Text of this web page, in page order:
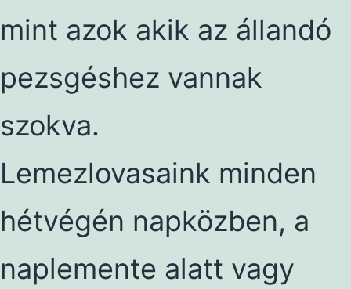
mint azok akik az állandó
pezsgéshez vannak
szokva.
Lemezlovasaink minden
hétvégén napközben, a
naplemente alatt vagy